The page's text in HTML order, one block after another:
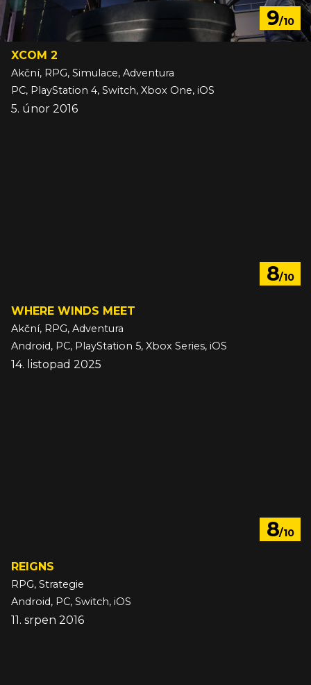
9/10
XCOM 2
Akční, RPG, Simulace, Adventura
PC, PlayStation 4, Switch, Xbox One, iOS
5. únor 2016
8/10
WHERE WINDS MEET
Akční, RPG, Adventura
Android, PC, PlayStation 5, Xbox Series, iOS
14. listopad 2025
8/10
REIGNS
RPG, Strategie
Android, PC, Switch, iOS
11. srpen 2016